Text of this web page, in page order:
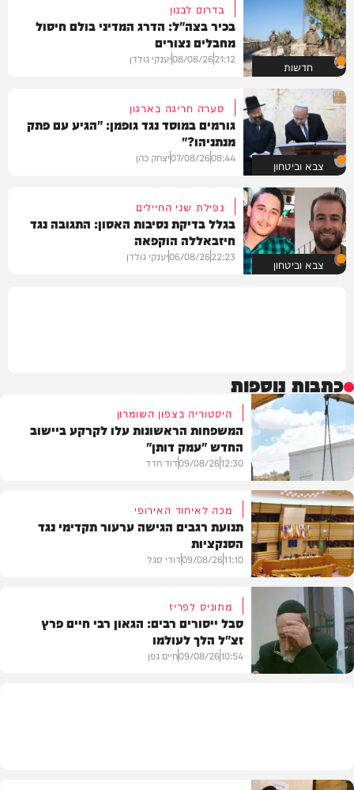
חדשות
בדרום לבנון
בכיר בצה"ל: הדרג המדיני בולם חיסול
מחבלים נצורים
21:12
08/08/26יענקי גולדן
צבא וביטחון
סערה חריגה בארגון
גורמים במוסד נגד גופמן: "הגיע עם פתק
מנתניהו?"
08:44
07/08/26יצחק כהן
צבא וביטחון
נפילת שני החיילים
בגלל בדיקת נסיבות האסון: התגובה נגד
חיזבאללה הוקפאה
22:23
06/08/26יענקי גולדן
כתבות נוספות
בארץ
היסטוריה בצפון השומרון
המשפחות הראשונות עלו לקרקע ביישוב
החדש "עמק דותן"
12:30
09/08/26דוד חדד
חדשות
מכה לאיחוד האירופי
תנועת רגבים הגישה ערעור תקדימי נגד
הסנקציות
11:10
09/08/26דודי סגל
מתוניס לפריז
סבל ייסורים רבים: הגאון רבי חיים פרץ
זצ"ל הלך לעולמו
10:54
09/08/26חיים גפן